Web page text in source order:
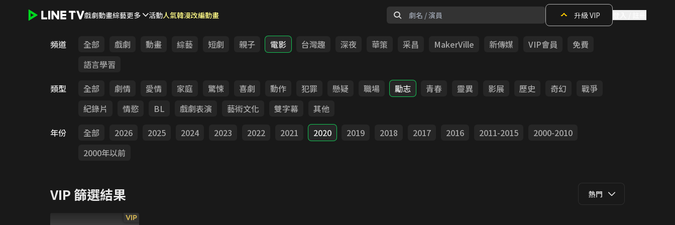
戲劇動畫綜藝更多 活動人氣韓漫改編動畫 升級 VIP
頻道 全部 戲劇 動畫 綜藝 短劇 親子 電影 台灣趣 深夜 華策 采昌 MakerVille 新傳媒 VIP會員
免費
語言學習
類型
全部 劇情 愛情 家庭 驚悚 喜劇 動作 犯罪 懸疑 職場 勵志 青春 靈異 影展 歷史 奇幻
戰爭
紀錄片
情慾 BL 戲劇表演 藝術文化 雙字幕
其他
年份
全部 2026 2025 2024 2023 2022 2021 2020 2019 2018 2017 2016 2011-2015
2000-2010
2000年以前
VIP 篩選結果 熱門
VIP